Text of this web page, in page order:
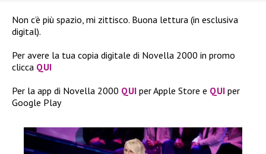
Non c’è più spazio, mi zittisco. Buona lettura (in esclusiva
digital).
Per avere la tua copia digitale di Novella 2000 in promo
clicca QUI
Per la app di Novella 2000 QUI per Apple Store e QUI per
Google Play